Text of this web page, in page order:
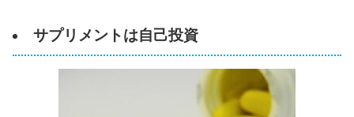
サプリメントは自己投資